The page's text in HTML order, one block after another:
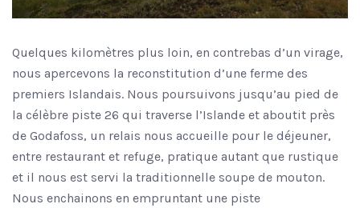
Quelques kilomètres plus loin, en contrebas d’un virage,
nous apercevons la reconstitution d’une ferme des
premiers Islandais. Nous poursuivons jusqu’au pied de
la célèbre piste 26 qui traverse l’Islande et aboutit près
de Godafoss, un relais nous accueille pour le déjeuner,
entre restaurant et refuge, pratique autant que rustique
et il nous est servi la traditionnelle soupe de mouton.
Nous enchainons en empruntant une piste